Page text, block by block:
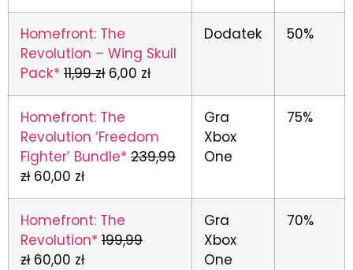
Homefront: The
Revolution – Wing Skull
Pack* 11,99 zł6,00 zł
Dodatek 50%
Homefront: The
Revolution ‘Freedom
Fighter’ Bundle* 239,99
zł60,00 zł
Gra
Xbox
One
75%
Homefront: The
Revolution* 199,99
zł60,00 zł
Gra
Xbox
One
70%